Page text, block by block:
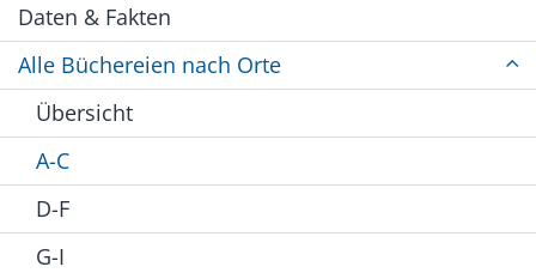
Daten & Fakten
Alle Büchereien nach Orte
Übersicht
A-C
D-F
G-I